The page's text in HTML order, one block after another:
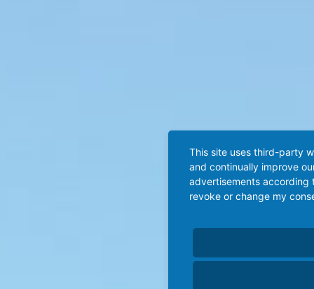
This site uses third-party
and continually improve
advertisements according
revoke or change my